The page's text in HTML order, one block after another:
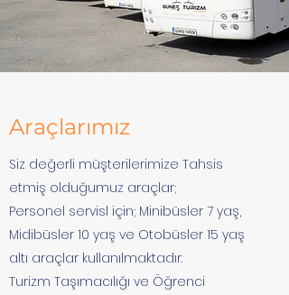
Araçlarımız
Siz değerli müşterilerimize Tahsis
etmiş olduğumuz araçlar;
Personel servisl için; Minibüsler 7 yaş,
Midibüsler 10 yaş ve Otobüsler 15 yaş
altı araçlar kullanılmaktadır.
Turizm Taşımacılığı ve Öğrenci